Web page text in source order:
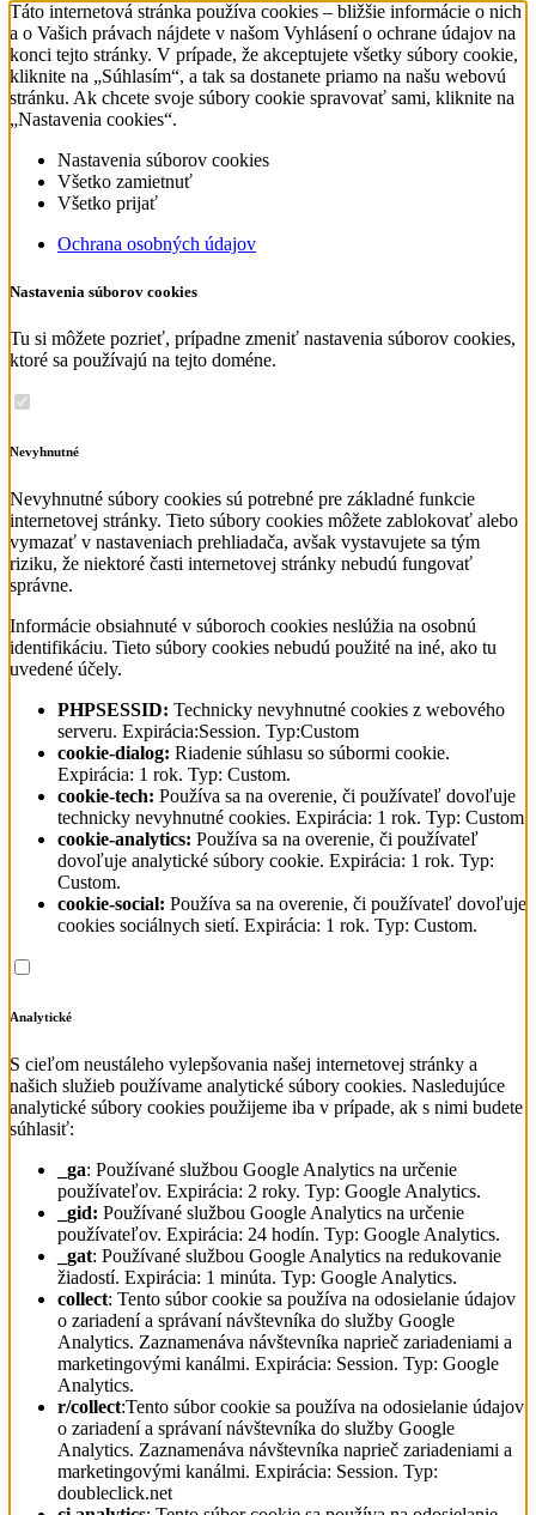
Táto internetová stránka používa cookies – bližšie informácie o nich
a o Vašich právach nájdete v našom Vyhlásení o ochrane údajov na
konci tejto stránky. V prípade, že akceptujete všetky súbory cookie,
kliknite na „Súhlasím“, a tak sa dostanete priamo na našu webovú
stránku. Ak chcete svoje súbory cookie spravovať sami, kliknite na
„Nastavenia cookies“.
Nastavenia súborov cookies
Všetko zamietnuť
Všetko prijať
Ochrana osobných údajov
Nastavenia súborov cookies
Tu si môžete pozrieť, prípadne zmeniť nastavenia súborov cookies,
ktoré sa používajú na tejto doméne.
Nevyhnutné
Nevyhnutné súbory cookies sú potrebné pre základné funkcie
internetovej stránky. Tieto súbory cookies môžete zablokovať alebo
vymazať v nastaveniach prehliadača, avšak vystavujete sa tým
riziku, že niektoré časti internetovej stránky nebudú fungovať
správne.
Informácie obsiahnuté v súboroch cookies neslúžia na osobnú
identifikáciu. Tieto súbory cookies nebudú použité na iné, ako tu
uvedené účely.
PHPSESSID: Technicky nevyhnutné cookies z webového
serveru. Expirácia:Session. Typ:Custom
cookie-dialog: Riadenie súhlasu so súbormi cookie.
Expirácia: 1 rok. Typ: Custom.
cookie-tech: Používa sa na overenie, či používateľ dovoľuje
technicky nevyhnutné cookies. Expirácia: 1 rok. Typ: Custom
cookie-analytics: Používa sa na overenie, či používateľ
dovoľuje analytické súbory cookie. Expirácia: 1 rok. Typ:
Custom.
cookie-social: Používa sa na overenie, či používateľ dovoľuje
cookies sociálnych sietí. Expirácia: 1 rok. Typ: Custom.
Analytické
S cieľom neustáleho vylepšovania našej internetovej stránky a
našich služieb používame analytické súbory cookies. Nasledujúce
analytické súbory cookies použijeme iba v prípade, ak s nimi budete
súhlasiť:
_ga: Používané službou Google Analytics na určenie
používateľov. Expirácia: 2 roky. Typ: Google Analytics.
_gid: Používané službou Google Analytics na určenie
používateľov. Expirácia: 24 hodín. Typ: Google Analytics.
_gat: Používané službou Google Analytics na redukovanie
žiadostí. Expirácia: 1 minúta. Typ: Google Analytics.
collect: Tento súbor cookie sa používa na odosielanie údajov
o zariadení a správaní návštevníka do služby Google
Analytics. Zaznamenáva návštevníka naprieč zariadeniami a
marketingovými kanálmi. Expirácia: Session. Typ: Google
Analytics.
r/collect:Tento súbor cookie sa používa na odosielanie údajov
o zariadení a správaní návštevníka do služby Google
Analytics. Zaznamenáva návštevníka naprieč zariadeniami a
marketingovými kanálmi. Expirácia: Session. Typ:
doubleclick.net